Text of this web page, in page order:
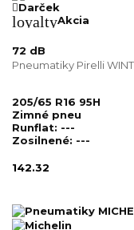
Darček
loyaltyAkcia
72 dB
Pneumatiky Pirelli
205/65 R16 95H
Zimné pneu
Runflat: ---
Zosilnené: ---
142.32